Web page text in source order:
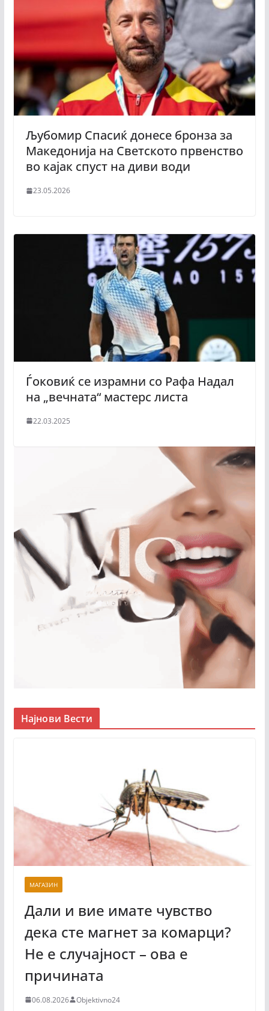
Љубомир Спасиќ донесе бронза за
Македонија на Светското првенство
во кајак спуст на диви води
23.05.2026
Ѓоковиќ се израмни со Рафа Надал
на „вечната“ мастерс листа
22.03.2025
Најнови Вести
МАГАЗИН
Дали и вие имате чувство
дека сте магнет за комарци?
Не е случајност – ова е
причината
06.08.2026 Objektivno24